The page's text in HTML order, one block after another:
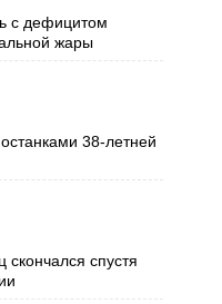
с дефицитом
жары
38-летней
спустя